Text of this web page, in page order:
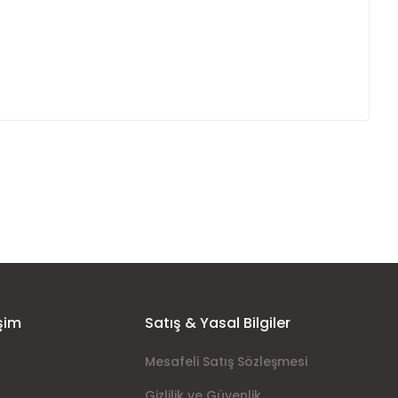
Satış & Yasal Bilgiler
Mesafeli Satış Sözleşmesi